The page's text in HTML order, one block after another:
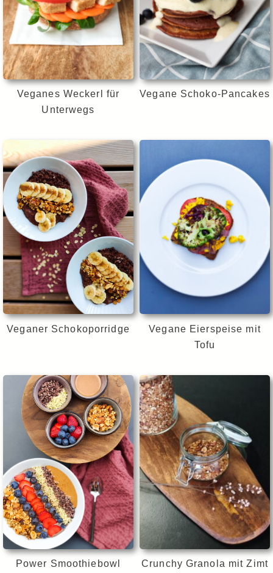
Veganes Weckerl für
Unterwegs
Vegane Schoko-Pancakes
Veganer Schokoporridge
Vegane Eierspeise mit
Tofu
Power Smoothiebowl Crunchy Granola mit Zimt